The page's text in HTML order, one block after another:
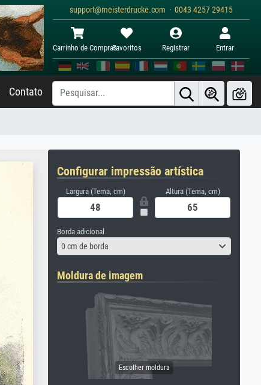
support@meisterdrucke.com · 0043 4257 29415
Carrinho de ComprasFavoritos Registrar Entrar
Contato
Configurar impressão artística
Largura (Tema, cm) Altura (Tema, cm)
Borda adicional
0 cm de borda
Moldura de imagem